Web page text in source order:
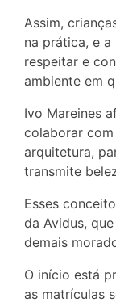
Assim,
na prática, e
respeitar e
ambiente em
Ivo Mareines
colaborar
arquitetura,
transmite
Esses
da Avidus,
demais
O início está
as matrículas